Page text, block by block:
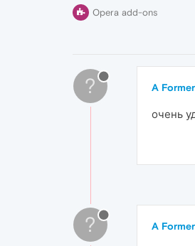
Opera add-ons
? A
очень
? A